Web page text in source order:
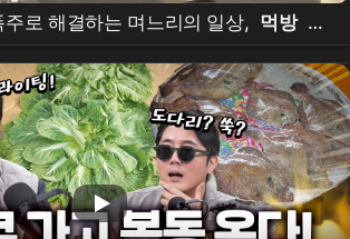
로 해결하는 며느리의 일상, 먹방 브
날통닭/비빔밥/닭볶음탕/굴미역국수제
/형제상회/후참/콩나물불고기/잡채/
명륜진사갈비